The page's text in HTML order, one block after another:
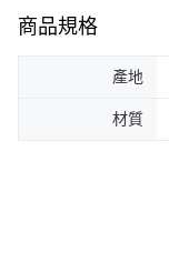
商品規格
產地
材質